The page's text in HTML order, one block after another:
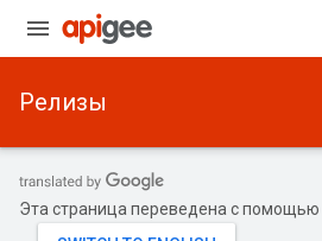
Релизы
Эта страница переведена с помощью